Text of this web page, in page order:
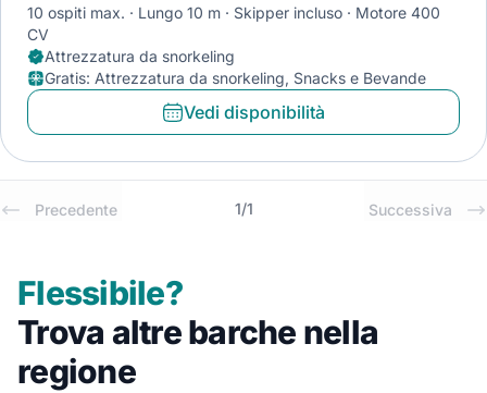
10 ospiti max. Lungo 10 m Skipper incluso
Motore 400
CV
Attrezzatura da snorkeling
Gratis: Attrezzatura da snorkeling, Snacks e Bevande
Vedi disponibilità
Precedente 1/1 Successiva
Flessibile?
Trova altre barche nella
regione